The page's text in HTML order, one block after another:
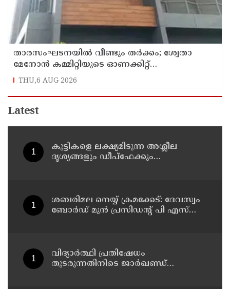
താരസംഘടനയില്‍ വീണ്ടും തര്‍ക്കം; ശ്വേതാ
മേനോന്‍ കമ്മിറ്റിയുടെ ഓണക്കിറ്റ്
വിതരണത്തിനെതിരെ ഒരുവിഭാഗം താരങ്ങള്‍
THU,6 AUG 2026
Latest
കുട്ടികളെ ലക്ഷ്യമിടുന്ന അശ്ലീല
ദൃശ്യങ്ങളും ഡീപ്ഫേക്കും
ശബരിമല നെയ്യ് ക്രമക്കേട്: ദേവസ്വം
ബോര്‍ഡ് മുന്‍ പ്രസിഡന്റ് പി എസ്
വിദ്യാര്‍ത്ഥി പ്രതിഷേധം
തുടരുന്നതിനിടെ ജാര്‍ഖണ്ഡ്